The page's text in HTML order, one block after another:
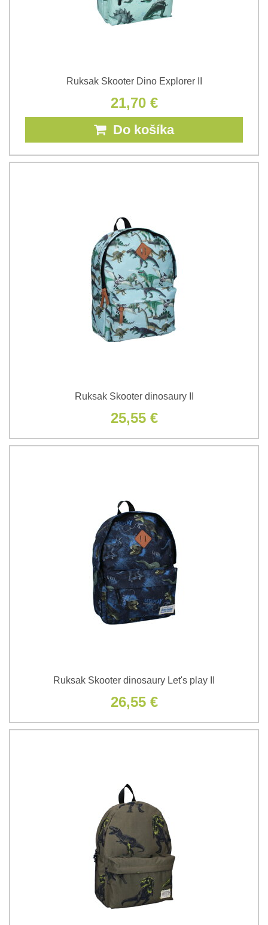
Ruksak Skooter Dino Explorer II
21,70 €
Do košíka
Ruksak Skooter dinosaury II
25,55 €
Ruksak Skooter dinosaury Let's play II
26,55 €